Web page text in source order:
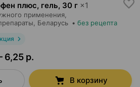
плюс, гель, 30 г ×1
применения,
, Беларусь • без рецепта
6,25 р.
В корзину